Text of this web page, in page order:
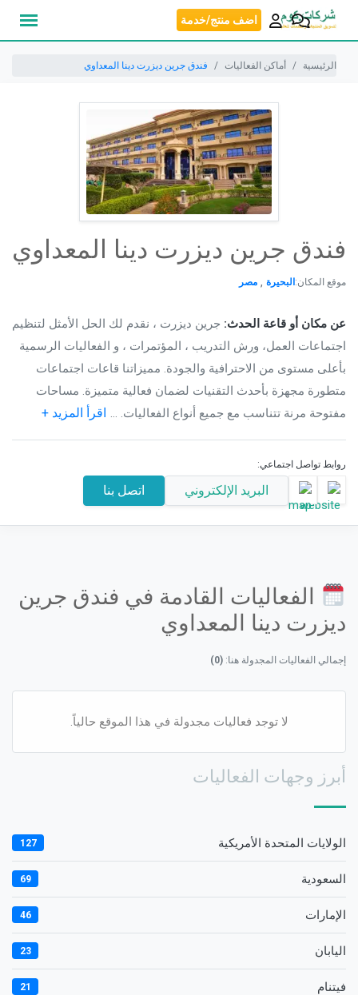
انتقل
اضف منتج/خدمة
الرئيسية أماكن الفعاليات فندق جرين ديزرت دينا المعداوي
فندق جرين ديزرت دينا المعداوي
موقع المكان:البحيرة , مصر
عن مكان أو قاعة الحدث: جرين ديزرت ، نقدم لك الحل الأمثل لتنظيم
اجتماعات العمل، ورش التدريب ، المؤتمرات ، و الفعاليات الرسمية
بأعلى مستوى من الاحترافية والجودة. مميزاتنا قاعات اجتماعات
متطورة مجهزة بأحدث التقنيات لضمان فعالية متميزة. مساحات
مفتوحة مرنة تتناسب مع جميع أنواع الفعاليات. ... اقرأ المزيد +
روابط تواصل اجتماعي:
البريد الإلكتروني اتصل بنا
الفعاليات القادمة في فندق جرين
ديزرت دينا المعداوي
إجمالي الفعاليات المجدولة هنا: (0)
لا توجد فعاليات مجدولة في هذا الموقع حالياً.
أبرز وجهات الفعاليات
الولايات المتحدة الأمريكية 127
السعودية 69
الإمارات 46
اليابان 23
فيتنام 21